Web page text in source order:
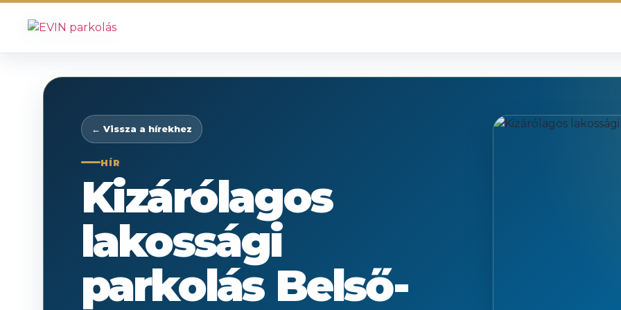
← Vissza a hírekhez
HÍR
Kizárólagos
lakossági
parkolás Belső-